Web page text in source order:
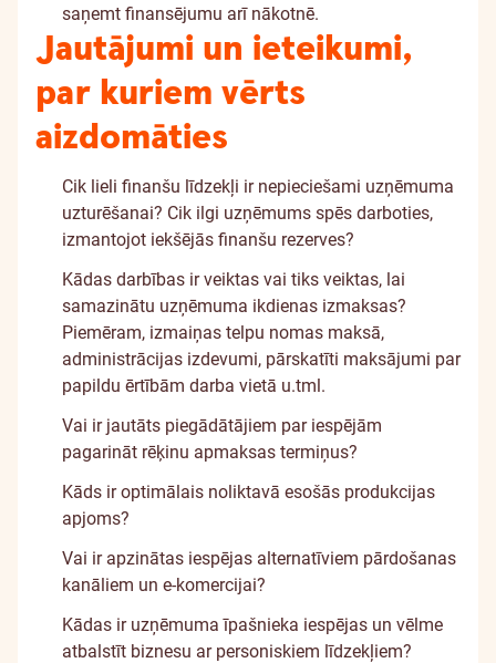
saņemt finansējumu arī nākotnē.
Jautājumi un ieteikumi,
par kuriem vērts
aizdomāties
Cik lieli finanšu līdzekļi ir nepieciešami uzņēmuma
uzturēšanai? Cik ilgi uzņēmums spēs darboties,
izmantojot iekšējās finanšu rezerves?
Kādas darbības ir veiktas vai tiks veiktas, lai
samazinātu uzņēmuma ikdienas izmaksas?
Piemēram, izmaiņas telpu nomas maksā,
administrācijas izdevumi, pārskatīti maksājumi par
papildu ērtībām darba vietā u.tml.
Vai ir jautāts piegādātājiem par iespējām
pagarināt rēķinu apmaksas termiņus?
Kāds ir optimālais noliktavā esošās produkcijas
apjoms?
Vai ir apzinātas iespējas alternatīviem pārdošanas
kanāliem un e-komercijai?
Kādas ir uzņēmuma īpašnieka iespējas un vēlme
atbalstīt biznesu ar personiskiem līdzekļiem?